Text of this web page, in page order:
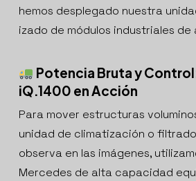
hemos desplegado nuestra
izado de módulos industriales
Potencia Bruta y
iQ.1400 en Acción
Para mover estructuras
unidad de climatización o
observa en las imágenes,
Mercedes de alta capacidad